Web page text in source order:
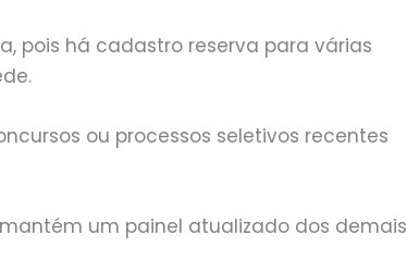
pois há cadastro reserva para várias
ou processos seletivos recentes
um painel atualizado dos demais